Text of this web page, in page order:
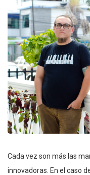
Cada vez son más las
innovadoras. En el caso